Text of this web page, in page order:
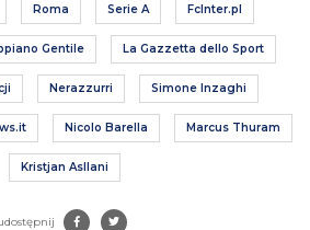
Roma Serie A FcInter.pl
Gentile La Gazzetta dello Sport
Nerazzurri Simone Inzaghi
Nicolo Barella Marcus Thuram
Kristjan Asllani